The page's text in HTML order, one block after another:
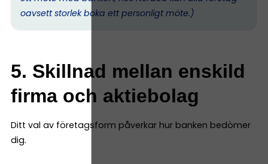
oavsett storlek boka ett personligt möte.)
5. Skillnad mellan enskild
firma och aktiebolag
Ditt val av företagsform påverkar hur banken bedömer
dig.